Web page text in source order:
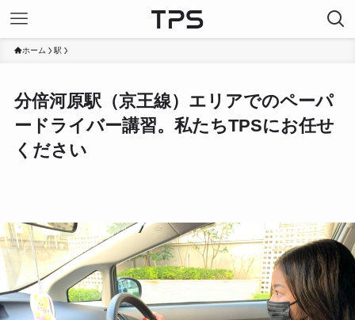
ホーム 駅
分倍河原駅（京王線）エリアでのペーパ
ードライバー講習。私たちTPSにお任せ
ください